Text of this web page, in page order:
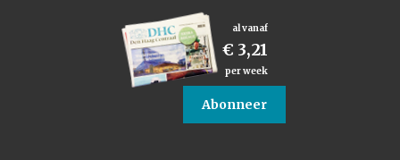
al vanaf
€ 3,21
per week
Abonneer